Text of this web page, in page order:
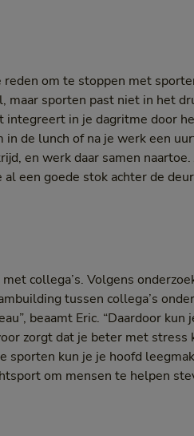
om te stoppen met
maar sporten past niet in het
in je dagritme door
de lunch of na je werk een
en werk daar samen
een goede stok achter de
collega’s. Volgens
tussen collega’s
beaamt Eric. “Daardoor kun
zorgt dat je beter met stress
kun je je hoofd
om mensen te helpen